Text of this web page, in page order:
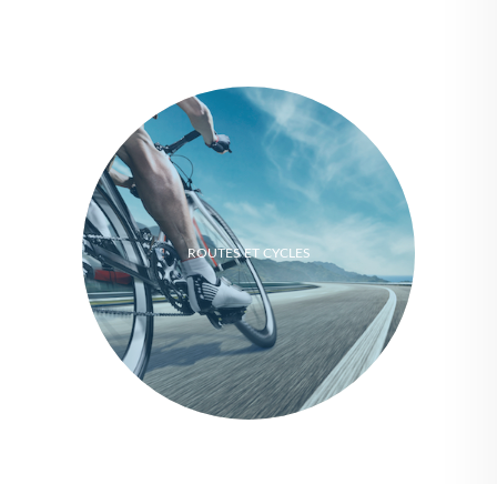
ROUTES ET CYCLES